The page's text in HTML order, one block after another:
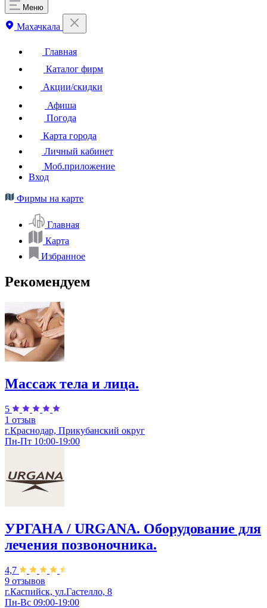
Меню
Махачкала
Главная
Каталог фирм
Акции/скидки
Афиша
Погода
Карта города
Личный кабинет
Моб.приложение
Вход
Фирмы на карте
Главная
Карта
Избранное
Рекомендуем
Массаж тела и лица.
5
1 отзыв
г.Краснодар, Прикубанский округ
Пн-Пт 10:00-19:00
УРГАНА / URGANA. Оборудование для
лечения позвоночника.
4,7
9 отзывов
г.Каспийск, ул.Гастелло, 8
Пн-Вс 09:00-19:00